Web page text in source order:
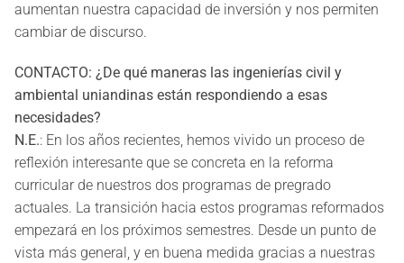
aumentan nuestra capacidad de inversión y nos permiten
cambiar de discurso.
CONTACTO: ¿De qué maneras las ingenierías civil y
ambiental uniandinas están respondiendo a esas
necesidades?
N.E.: En los años recientes, hemos vivido un proceso de
reflexión interesante que se concreta en la reforma
curricular de nuestros dos programas de pregrado
actuales. La transición hacia estos programas reformados
empezará en los próximos semestres. Desde un punto de
vista más general, y en buena medida gracias a nuestras